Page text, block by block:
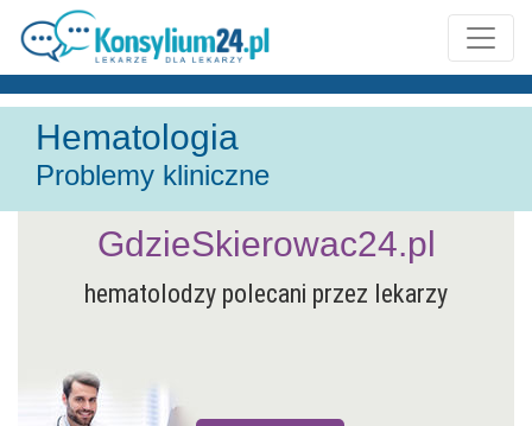
Hematologia
Problemy kliniczne
hematolodzy polecani przez lekarzy
GdzieSkierowac24.pl